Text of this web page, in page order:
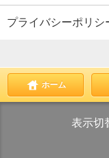
プライバシーポリシ
ホーム
表示切